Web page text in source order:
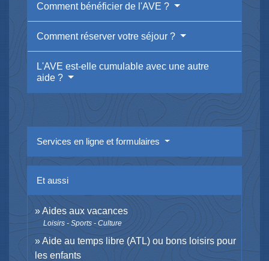
Comment bénéficier de l'AVE ?
Comment réserver votre séjour ?
L'AVE est-elle cumulable avec une autre
aide ?
Services en ligne et formulaires
Et aussi
Aides aux vacances
Loisirs - Sports - Culture
Aide au temps libre (ATL) ou bons loisirs pour
les enfants